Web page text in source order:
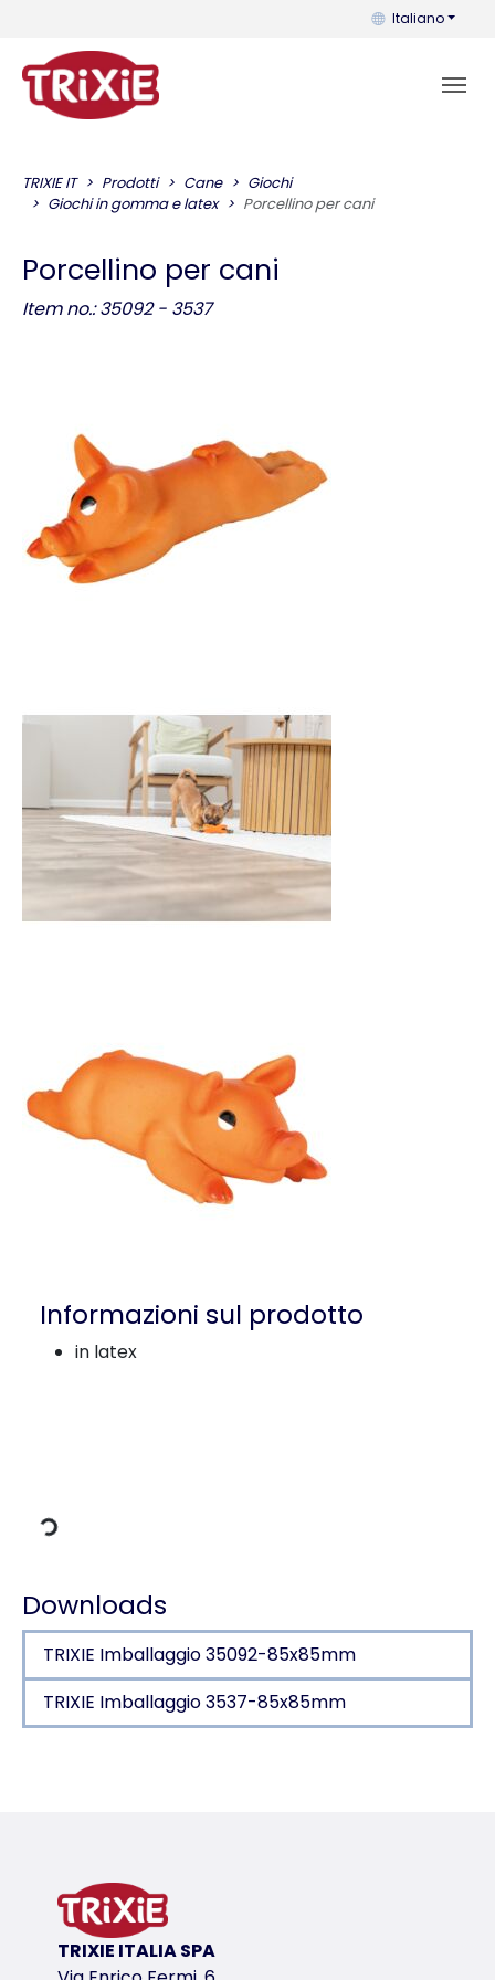
Puoi cambiare
Italiano
TRIXIE IT Prodotti Cane
Giochi
Giochi in gomma e latex
Porcellino per cani
Porcellino per cani
Item no.: 35092 - 3537
Informazioni sul prodotto
in latex
Downloads
TRIXIE Imballaggio 35092-85x85mm
TRIXIE Imballaggio 3537-85x85mm
variante di prodotto
variante di prodotto: numero unico del
Misure
TRIXIE ITALIA SPA